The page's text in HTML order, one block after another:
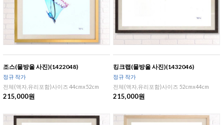
조스(물방울 사진)(1422048)
정규 작가
전체(액자,유리포함)사이즈 44cmx52cm
215,000원
킹크랩(물방울 사진)(1432046)
정규 작가
전체(액자,유리포함)사이즈 52cmx44cm
215,000원